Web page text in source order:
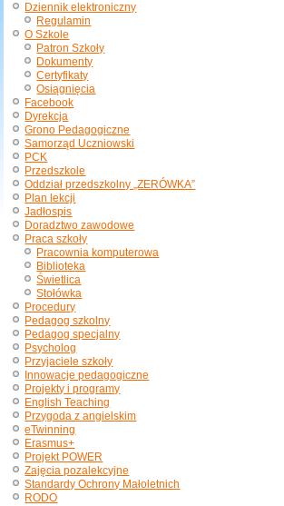
Dziennik elektroniczny
Regulamin
O Szkole
Patron Szkoły
Dokumenty
Certyfikaty
Osiągnięcia
Facebook
Dyrekcja
Grono Pedagogiczne
Samorząd Uczniowski
PCK
Przedszkole
Oddział przedszkolny „ZERÓWKA”
Plan lekcji
Jadłospis
Doradztwo zawodowe
Praca szkoły
Pracownia komputerowa
Biblioteka
Świetlica
Stołówka
Procedury
Pedagog szkolny
Pedagog specjalny
Psycholog
Przyjaciele szkoły
Innowacje pedagogiczne
Projekty i programy
English Teaching
Przygoda z angielskim
eTwinning
Erasmus+
Projekt POWER
Zajęcia pozalekcyjne
Standardy Ochrony Małoletnich
RODO